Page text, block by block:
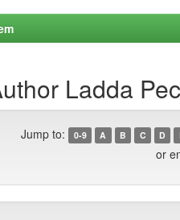
Ladda
Jump to: 0-9 A B C D
or